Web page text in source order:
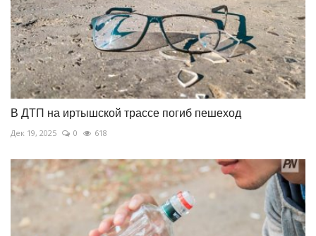
В ДТП на иртышской трассе погиб пешеход
Дек 19, 2025 0 618